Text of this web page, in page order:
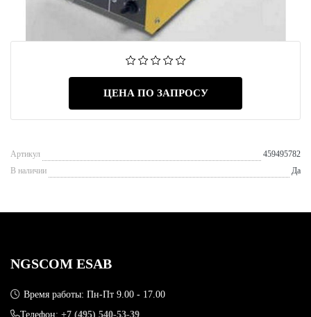
ЦЕНА ПО ЗАПРОСУ
Артикул
459495782
В наличии
Да
NGSCOM ESAB
Время работы: Пн-Пт 9.00 - 17.00
Телефон: +7 (495) 540-53-39